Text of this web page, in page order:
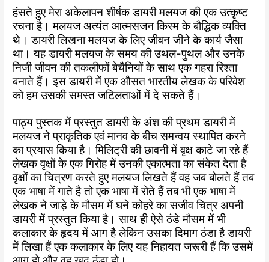
हंसते हुए मेरा अकेलापन शीर्षक डायरी मलयज की एक उत्कृष्ट
रचना है। मलयज अत्यंत आत्मसजन किस्म के बौद्धिक व्यक्ति
थे। डायरी लिखना मलयज के लिए जीवन जीने के कार्य जैसा
था। यह डायरी मलयज के समय की उथल-पुथल और उनके
निजी जीवन की तकलीफों बेचैनियों के साथ एक गहरा रिश्ता
बनाते हैं। इस डायरी में एक औसत भारतीय लेखक के परिवेश
को हम उसकी समस्त जटिलताओं में दे सकते हैं।
पाठ्य पुस्तक में प्रस्तुत डायरी के अंश की प्रथम डायरी में
मलयज ने प्राकृतिक एवं मानव के बीच समन्वय स्थापित करने
का प्रयास किया है। मिलिट्री की छावनी में वृक्ष काटे जा रहे हैं
लेखक वृक्षों के एक गिरोह में उनकी एकात्मता का संकेत देता है
वृक्षों का चित्रण करते हुए मलयज लिखते हैं वह जब बोलते हैं तब
एक भाषा में गाते है तो एक भाषा में रोते हैं तब भी एक भाषा में
लेखक ने जाड़े के मौसम में घने कोहरे का सजीव चित्र अपनी
डायरी में प्रस्तुत किया है। साथ ही ऐसे ठंडे मौसम में भी
कलाकार के हृदय में आग है लेकिन उसका दिमाग ठंडा है डायरी
में लिखा हैं एक कलाकार के लिए यह निहायत जरूरी हैं कि उसमें